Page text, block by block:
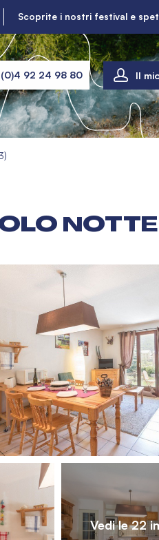
Scoprite i nostri festival e
92 24 98 80 Il
Vedi le 22